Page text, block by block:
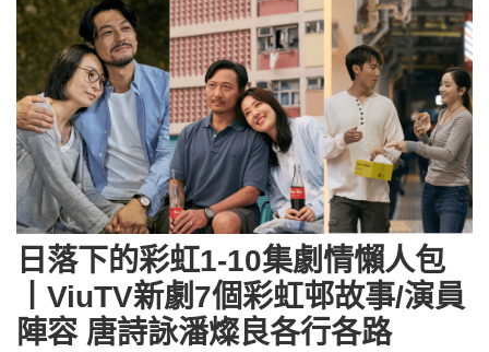
日落下的彩虹1-10集劇情懶人包
丨ViuTV新劇7個彩虹邨故事/演員
陣容 唐詩詠潘燦良各行各路